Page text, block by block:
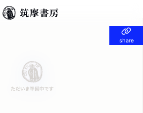
share
share